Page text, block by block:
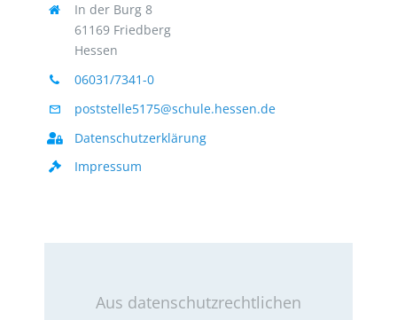
In der Burg 8
61169 Friedberg
Hessen
06031/7341-0
poststelle5175@schule.hessen.de
Datenschutzerklärung
Impressum
Aus datenschutzrechtlichen